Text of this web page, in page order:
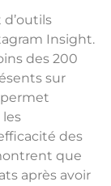
Insight.
des 200
sur
permet
les
des
que
après avoir